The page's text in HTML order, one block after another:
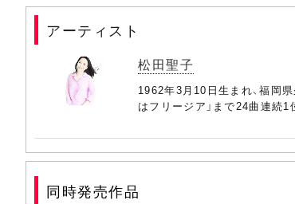
(20) 風は秋色
(21) ハートのイアリング
(22) 白いパラソル
(23) レモネードの夏 2025
アーティスト
松田聖子
1962年3月10日生まれ、福岡県
はフリージア」まで24曲連続
同時発売作品